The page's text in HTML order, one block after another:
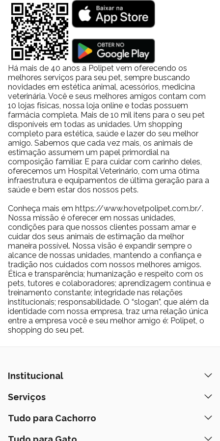
merece um cuidado nutricional único e eficaz.
GranPlus Gourmet: Uma Experiência
de Sabor Inigualável
Se o seu objetivo é oferecer ao seu pet uma experiência
de sabor inigualável, a linha **GranPlus Gourmet** é a
escolha perfeita. Especialmente projetada para agradar
até os paladares mais exigentes, essa linha se destaca
pelo uso de antioxidantes naturais, que ajudam a
preservar o frescor dos ingredientes e garantem o
máximo de sabor em cada refeição. Com GranPlus
Gourmet, cada porção é cuidadosamente preparada
com ingredientes de qualidade premium,
proporcionando uma verdadeira explosão de sabores e
texturas.
A linha é completamente livre de corantes e aromas
artificiais, reforçando o compromisso da marca com a
alimentação natural e saudável dos pets. Essa
combinação única transforma cada refeição em um
verdadeiro banquete para cães e gatos, elevando o
momento de comer a outro nível de prazer. Além de
deliciosa, a linha GranPlus Gourmet é nutricionalmente
balanceada, oferecendo uma refeição completa e rica
em nutrientes essenciais. Isso garante que, além de
desfrutar de um sabor irresistível, seu pet também
receba todos os componentes necessários para uma
vida saudável, ativa e feliz, com a vitalidade que ele
merece em todas as fases da vida.
Há mais de 40 anos a Polipet vem oferecendo os
melhores serviços para seu pet, sempre buscando
novidades em estética animal, acessórios, medicina
veterinária. Você e seus melhores amigos contam com
10 lojas físicas, nossa loja online e todas possuem
farmácia completa. Mais de 10 mil itens para o seu pet
disponíveis em todas as unidades. Um shopping
completo para estética, saúde e lazer do seu melhor
amigo. Sabemos que cada vez mais, os animais de
estimação assumem um papel primordial na
composição familiar. E para cuidar com carinho deles,
oferecemos um Hospital Veterinário, com uma ótima
infraestrutura e equipamentos de última geração para a
saúde e bem estar dos nossos pets.
Conheça mais em https://www.hovetpolipet.com.br/.
Nossa missão é oferecer em nossas unidades,
condições para que nossos clientes possam amar e
cuidar dos seus animais de estimação da melhor
maneira possível. Nossa visão é expandir sempre o
alcance de nossas unidades, mantendo a confiança e
tradição nos cuidados com nossos melhores amigos.
Ética e transparência; humanização e respeito com os
pets, tutores e colaboradores; aprendizagem contínua e
treinamento constante; integridade nas relações
institucionais; responsabilidade. O “slogan”, que além da
identidade com nossa empresa, traz uma relação única
entre a empresa você e seu melhor amigo é: Polipet, o
shopping do seu pet.
Institucional
Quem Somos
Prazos de Entrega
Serviços
Banho e Tosa
Tudo para Cachorro
Ração